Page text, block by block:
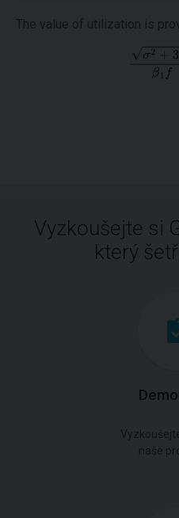
The value of utilization is
Vyzkoušejte si
který
naše